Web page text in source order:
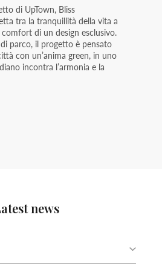
di UpTown, Bliss
tra la tranquillità della vita a
di un design esclusivo.
parco, il progetto è pensato
con un’anima green, in uno
incontra l’armonia e la
news